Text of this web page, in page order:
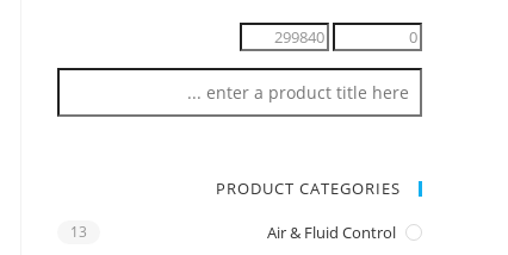
PRODUCT CATEGORIES
Air & Fluid Control
13